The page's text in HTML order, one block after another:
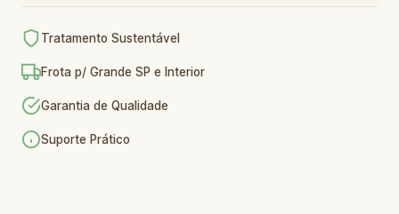
Tratamento Sustentável
Frota p/ Grande SP e Interior
Garantia de Qualidade
Suporte Prático